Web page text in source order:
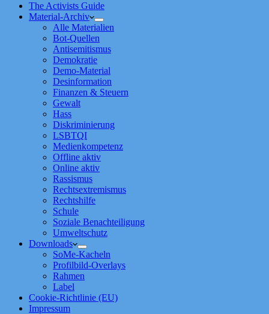
The Activists Guide
Material-Archiv
Alle Materialien
Bot-Quellen
Antisemitismus
Demokratie
Demo-Material
Desinformation
Finanzen & Steuern
Gewalt
Hass
Diskriminierung
LSBTQI
Medienkompetenz
Offline aktiv
Online aktiv
Rassismus
Rechtsextremismus
Rechtshilfe
Schule
Soziale Benachteiligung
Umweltschutz
Downloads
SoMe-Kacheln
Profilbild-Overlays
Rahmen
Label
Cookie-Richtlinie (EU)
Impressum